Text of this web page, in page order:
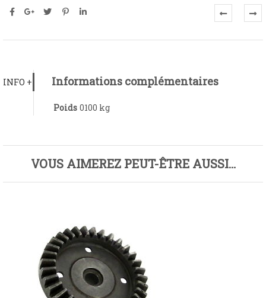
INFO + Informations complémentaires
Poids 0100 kg
VOUS AIMEREZ PEUT-ÊTRE AUSSI…